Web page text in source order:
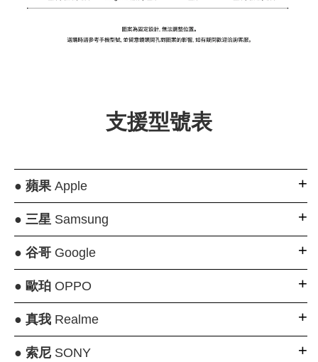
支援型號表
● 蘋果Apple
● 三星Samsung
● 谷哥Google
● 歐珀OPPO
● 真我Realme
● 索尼SONY